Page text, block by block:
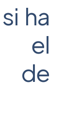
ha
el
de